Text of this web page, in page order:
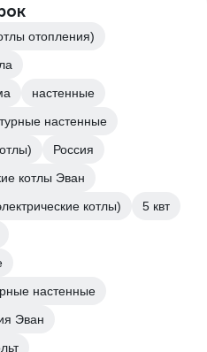
отопления)
настенные
настенные
Россия
котлы Эван
котлы)
5 квт
настенные
Эван